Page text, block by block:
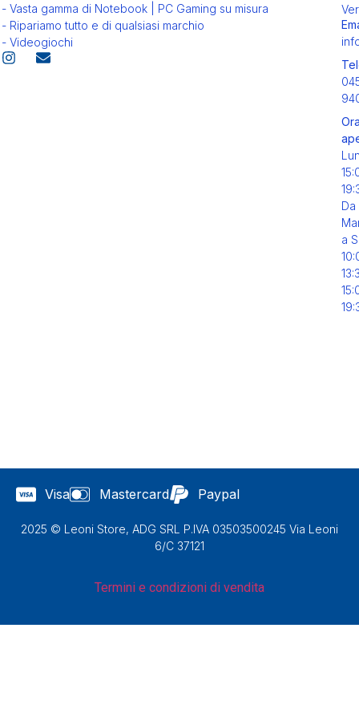
- Vasta gamma di Notebook | PC Gaming su misura
- Ripariamo tutto e di qualsiasi marchio
- Videogiochi
Da
a
Visa Mastercard Paypal
2025 © Leoni Store, ADG SRL P.IVA 03503500245 Via Leoni
6/C 37121
Termini e condizioni di vendita